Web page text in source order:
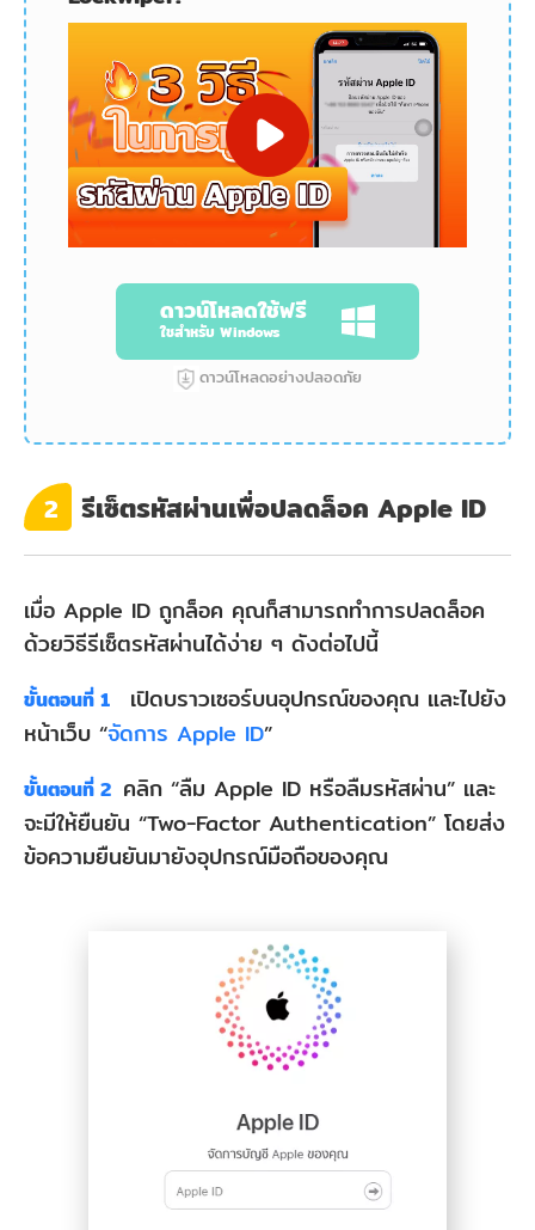
ดาวน์โหลดใช้ฟรี
ใชสำหรับ Windows
ดาวน์โหลดอย่างปลอดภัย
2 รีเซ็ตรหัสผ่านเพื่อปลดล็อค Apple ID
เมื่อ Apple ID ถูกล็อค คุณก็สามารถทำการปลดล็อค
ด้วยวิธีรีเซ็ตรหัสผ่านได้ง่าย ๆ ดังต่อไปนี้
ขั้นตอนที่ 1
เปิดบราวเซอร์บนอุปกรณ์ของคุณ และไปยัง
หน้าเว็บ “จัดการ Apple ID”
ขั้นตอนที่ 2 คลิก “ลืม Apple ID หรือลืมรหัสผ่าน” และ
จะมีให้ยืนยัน “Two-Factor Authentication” โดยส่ง
ข้อความยืนยันมายังอุปกรณ์มือถือของคุณ